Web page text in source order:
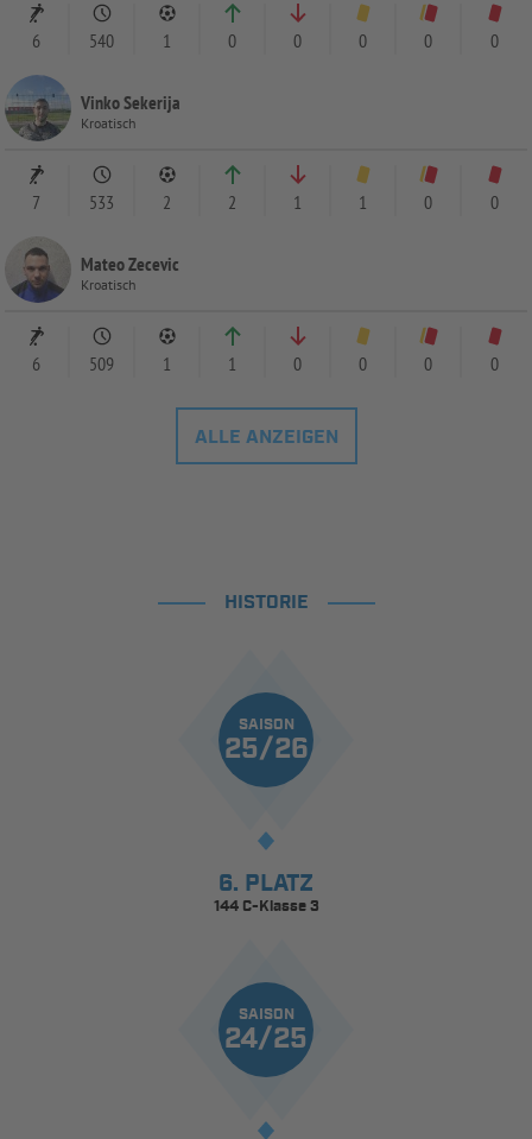
6 540 1 0 0 0 0 0
Vinko Sekerija
Kroatisch
7 533 2 2 1 1 0 0
Mateo Zecevic
Kroatisch
6 509 1 1 0 0 0 0
ALLE ANZEIGEN
HISTORIE
SAISON
25/26
6. PLATZ
144 C-Klasse 3
SAISON
24/25